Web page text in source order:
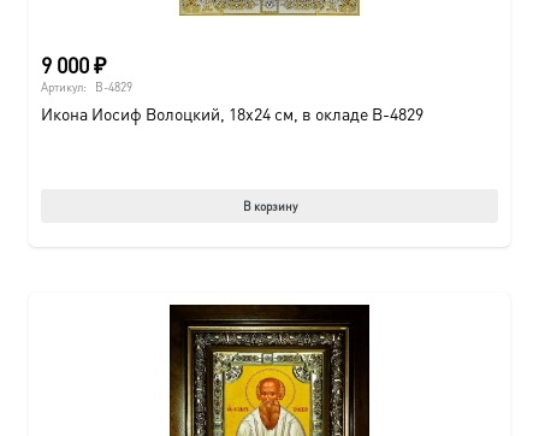
9 000₽
Артикул: B-4829
Икона Иосиф Волоцкий, 18х24 см, в окладе B-4829
В корзину